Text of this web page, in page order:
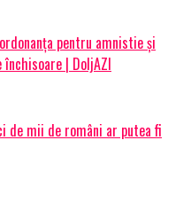
pentru amnistie și
| DoljAZI
de mii de români ar putea fi